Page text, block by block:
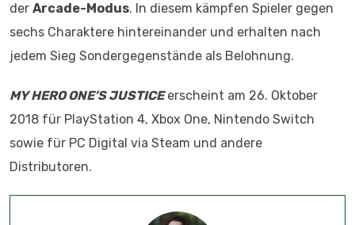
der Arcade-Modus. In diesem kämpfen Spieler gegen
sechs Charaktere hintereinander und erhalten nach
jedem Sieg Sondergegenstände als Belohnung.
MY HERO ONE’S JUSTICEerscheint am 26. Oktober
2018 für PlayStation 4, Xbox One, Nintendo Switch
sowie für PC Digital via Steam und andere
Distributoren.